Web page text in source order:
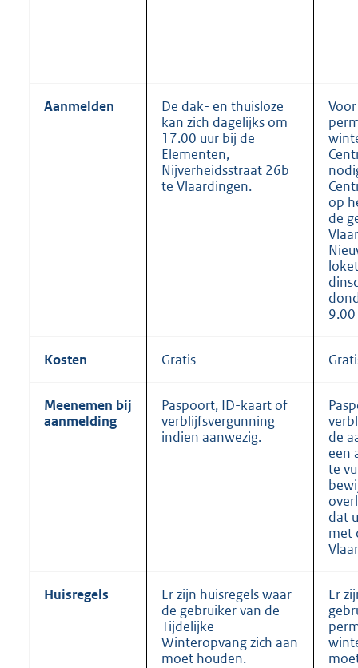
Aanmelden
De dak- en thuisloze
kan zich dagelijks om
17.00 uur bij de
Elementen,
Nijverheidsstraat 26b
te Vlaardingen.
op
de
Kosten Gratis
Meenemen bij
aanmelding
Paspoort, ID-kaart of
verblijfsvergunning
indien aanwezig.
de
een
te
dat
met
Huisregels
Er zijn huisregels waar
de gebruiker van de
Tijdelijke
Winteropvang zich aan
moet houden.
Er